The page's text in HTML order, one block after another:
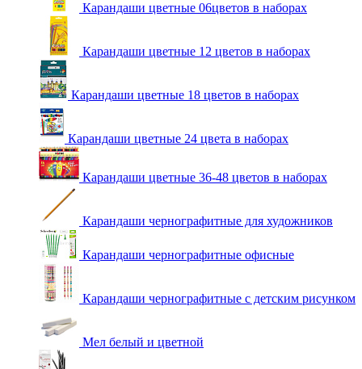
Карандаши цветные 06цветов в наборах
Карандаши цветные 12 цветов в наборах
Карандаши цветные 18 цветов в наборах
Карандаши цветные 24 цвета в наборах
Карандаши цветные 36-48 цветов в наборах
Карандаши чернографитные для художников
Карандаши чернографитные офисные
Карандаши чернографитные с детским рисунком
Мел белый и цветной